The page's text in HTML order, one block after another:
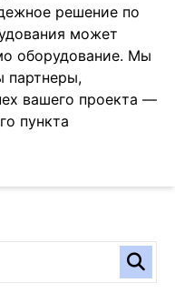
решение по
может
оборудование. Мы
партнеры,
вашего проекта —
пункта